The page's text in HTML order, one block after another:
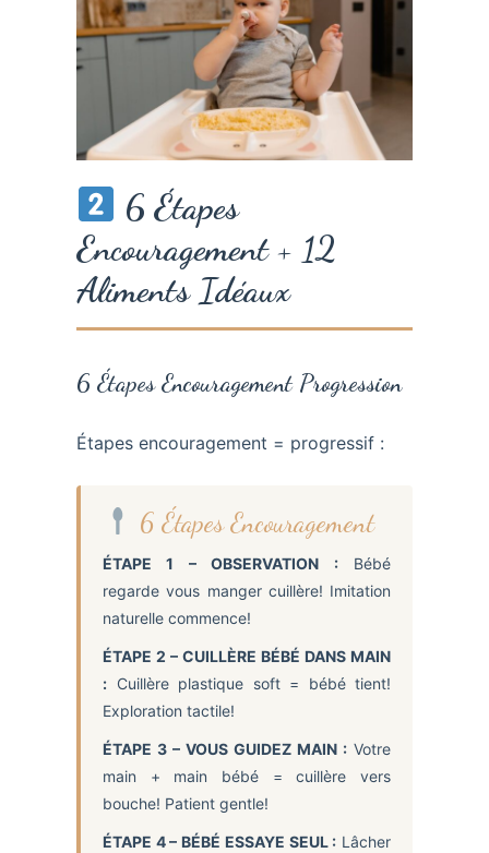
6 Étapes
Encouragement + 12
Aliments Idéaux
6 Étapes Encouragement Progression
Étapes encouragement = progressif :
6 Étapes Encouragement
ÉTAPE 1 – OBSERVATION :Bébé
regarde vous manger cuillère! Imitation
naturelle commence!
ÉTAPE 2 – CUILLÈRE BÉBÉ DANS MAIN
: Cuillère plastique soft = bébé tient!
Exploration tactile!
ÉTAPE 3 – VOUS GUIDEZ MAIN : Votre
main + main bébé = cuillère vers
bouche! Patient gentle!
ÉTAPE 4 – BÉBÉ ESSAYE SEUL : Lâcher